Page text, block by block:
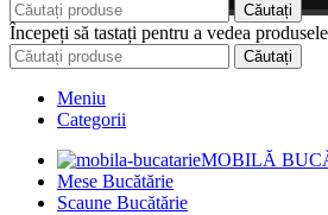
Căutați
Începeți să tastați pentru a vedea
Căutați
Meniu
Categorii
MOBILĂ
Mese Bucătărie
Scaune Bucătărie